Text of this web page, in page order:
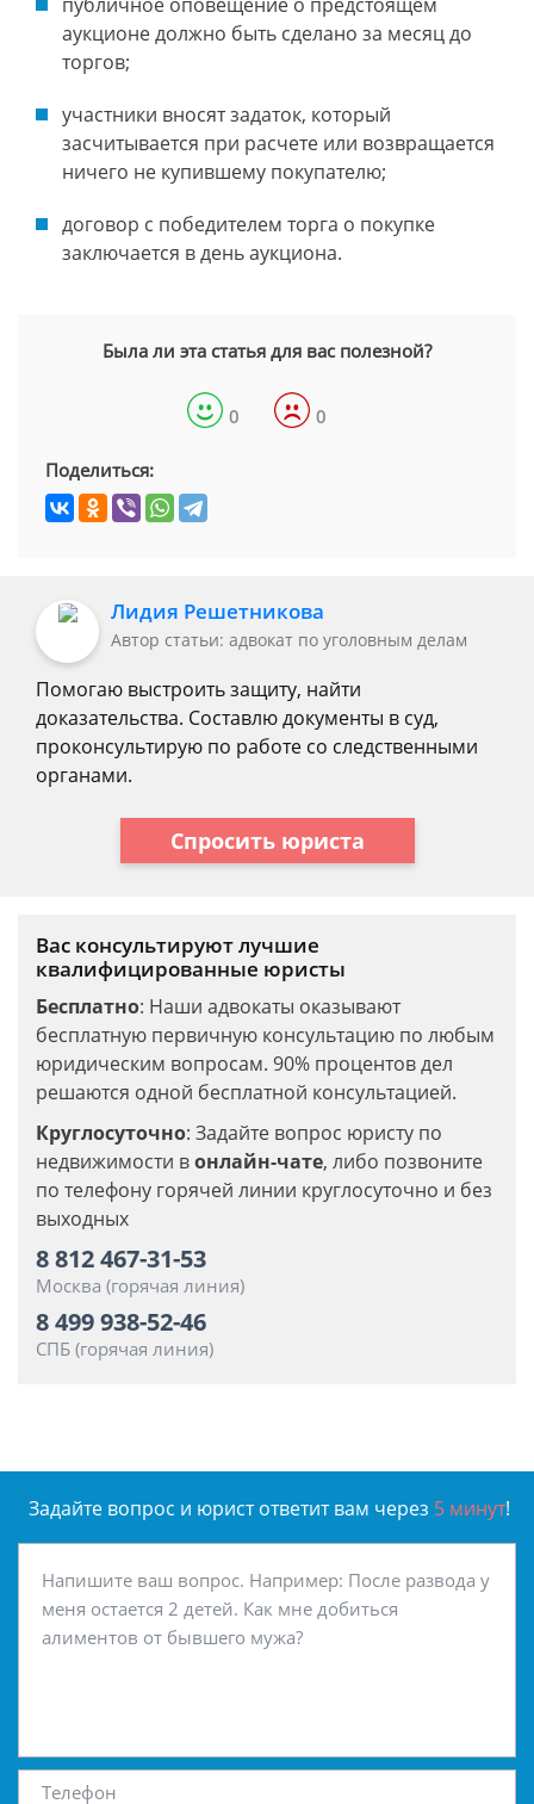
аукционе должно быть сделано за месяц до
торгов;
участники вносят задаток, который
засчитывается при расчете или возвращается
ничего не купившему покупателю;
договор с победителем торга о покупке
заключается в день аукциона.
Была ли эта статья для вас полезной?
0 0
Поделиться:
Лидия Решетникова
Автор статьи: адвокат по уголовным делам
Помогаю выстроить защиту, найти
доказательства. Составлю документы в суд,
проконсультирую по работе со следственными
органами.
Спросить юриста
Вас консультируют лучшие
квалифицированные юристы
Бесплатно: Наши адвокаты оказывают
бесплатную первичную консультацию по любым
юридическим вопросам. 90% процентов дел
решаются одной бесплатной консультацией.
Круглосуточно: Задайте вопрос юристу по
недвижимости вонлайн-чате, либо позвоните
по телефону горячей линии круглосуточно и без
выходных
8 812 467-31-53
Москва (горячая линия)
8 499 938-52-46
СПБ (горячая линия)
Задайте вопрос и юрист ответит вам через 5 минут!